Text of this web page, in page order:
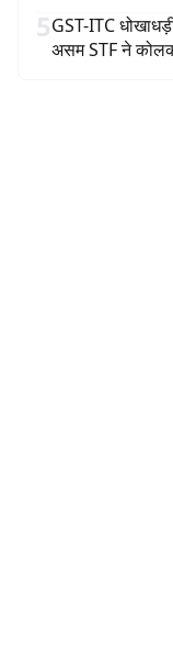
5GST-ITC
असम STF ने